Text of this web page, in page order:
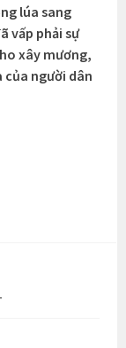
lúa sang
vấp phải sự
xây mương,
người dân